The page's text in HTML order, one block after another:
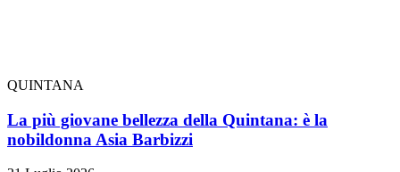
QUINTANA
La più giovane bellezza della Quintana: è la
nobildonna Asia Barbizzi